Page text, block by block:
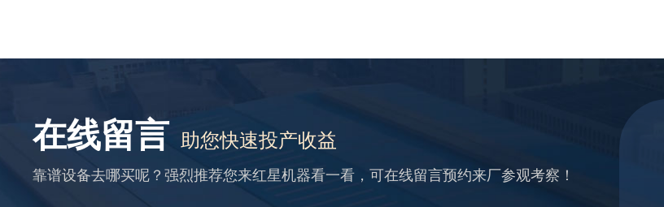
在线留言 助您快速投产收益
靠谱设备去哪买呢？强烈推荐您来红星机器看一看，可在线留言预约来厂参观考察！